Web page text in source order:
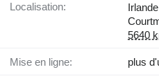
Localisation:
Irlande
5640
Mise en ligne: plus